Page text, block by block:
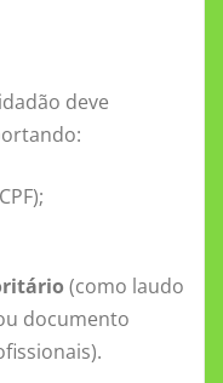
deve
(como laudo
documento